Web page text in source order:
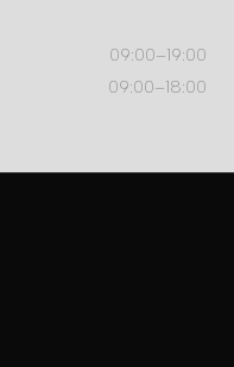
09:00–19:00
09:00–18:00